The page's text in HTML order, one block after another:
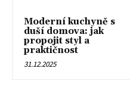
Moderní kuchyně s
duší domova: jak
propojit styl a
praktičnost
31.12.2025